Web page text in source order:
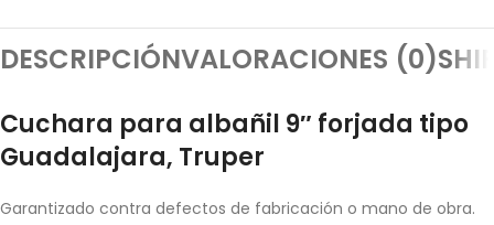
DESCRIPCIÓNVALORACIONES (0)
Cuchara para albañil 9″ forjada tipo
Guadalajara, Truper
Garantizado contra defectos de fabricación o mano de obra.